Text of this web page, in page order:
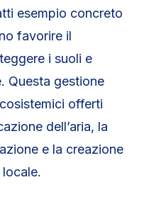
esempio concreto
favorire il
i suoli e
Questa gestione
offerti
dell’aria, la
e la creazione